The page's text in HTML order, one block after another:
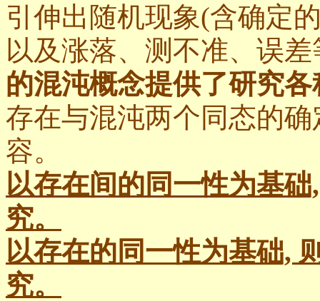
引伸出随机现象(含确定
以及涨落、测不准、误
的混沌概念提供了研究
存在与混沌两个同态的
容。
以存在间的同一性为基
究。
以存在的同一性为基础,
究。